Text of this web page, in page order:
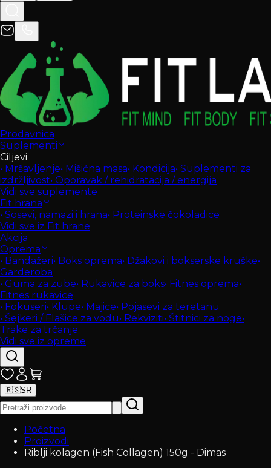
Prodavnica
Suplementi
Ciljevi
• Mršavljenje• Mišićna masa• Kondicija• Suplementi za
izdržljivost• Oporavak / rehidratacija / energija
Vidi sve suplemente
Fit hrana
• Sosevi, namazi i hrana• Proteinske čokoladice
Vidi sve iz Fit hrane
Akcija
Oprema
• Bandažeri• Boks oprema• Džakovi i bokserske kruške•
Garderoba
• Guma za zube• Rukavice za boks• Fitnes oprema•
Fitnes rukavice
• Fokuseri• Klupe• Majice• Pojasevi za teretanu
• Šejkeri / Flašice za vodu• Rekviziti• Štitnici za noge•
Trake za trčanje
Vidi sve iz opreme
🇷🇸SR
Početna
Proizvodi
Riblji kolagen (Fish Collagen) 150g - Dimas